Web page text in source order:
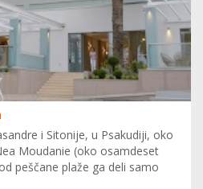
i Sitonije, u Psakudiji, oko
Moudanie (oko osamdeset
peščane plaže ga deli samo